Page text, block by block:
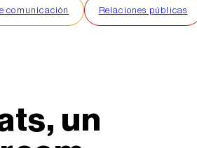
comunicación Relaciones públicas
un